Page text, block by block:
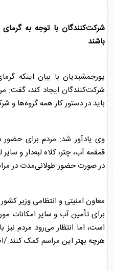
شرکت‌کنندگان با توجه به گرمای
باشند
پورجمشیدیان با بیان اینکه
شرکت‌کنندگان ایجاد کند، گفت:
باید در دستور کار همه گروه‌ها و
وی یادآور شد: مردم برای حضور
قمقمه آب، چتر، کلاه لبه‌دار و
در صورت حضور طولانی‌مدت در
معاون امنیتی و انتظامی وزیر
برای تأمین آب و سایر امکانات
است، اما انتظار می‌رود مردم نیز
هرچه بهتر این مراسم کمک کنند./